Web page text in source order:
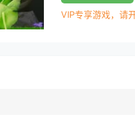
VIP专享游戏，请